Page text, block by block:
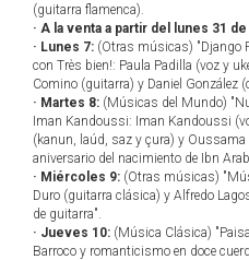
(guitarra flamenca).
· A la venta a partir del lunes 31
· Lunes 7: (Otras músicas) "Django
con Très bien!: Paula Padilla (voz y
Comino (guitarra) y Daniel González
· Martes 8: (Músicas del Mundo)
Iman Kandoussi: Iman Kandoussi
(kanun, laúd, saz y çura) y
aniversario del nacimiento de Ibn
· Miércoles 9: (Otras músicas)
Duro (guitarra clásica) y Alfredo
de guitarra".
· Jueves 10: (Música Clásica)
Barroco y romanticismo en doce